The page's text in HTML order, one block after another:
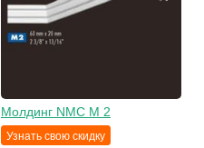
Молдинг NMC M 2
Узнать свою скидку